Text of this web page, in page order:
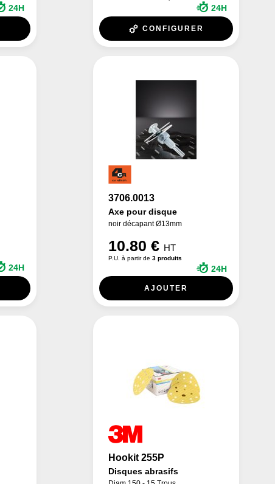
24H 24H
CONFIGURER
24H
3706.0013
Axe pour disque
noir décapant Ø13mm
10.80 € HT
P.U. à partir de3 produits
24H
AJOUTER
Hookit 255P
Disques abrasifs